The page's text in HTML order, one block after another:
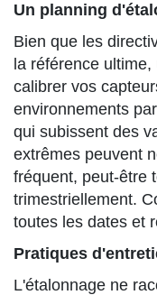
Un planning
Bien que les
la référence
calibrer vos
environnements
qui subissent des
extrêmes peuvent
fréquent, peut-être
trimestriellement.
toutes les dates et
Pratiques
L'étalonnage ne